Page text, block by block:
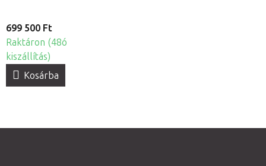
699 500 Ft
Raktáron (48ó
kiszállítás)
Kosárba